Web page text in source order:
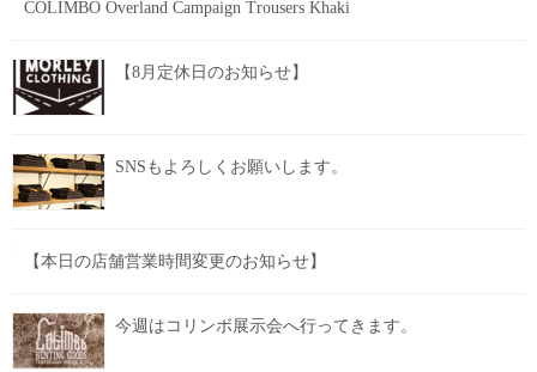
COLIMBO Overland Campaign Trousers Khaki
【8月定休日のお知らせ】
SNSもよろしくお願いします。
【本日の店舗営業時間変更のお知らせ】
今週はコリンボ展示会へ行ってきます。